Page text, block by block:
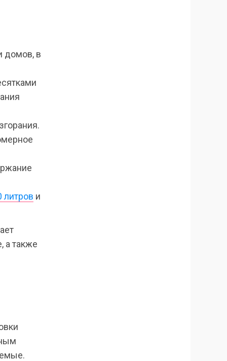
домов, в
литров и
а также